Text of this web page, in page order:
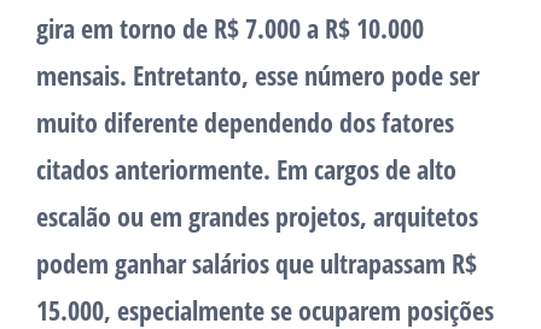
gira em torno de R$ 7.000 a R$ 10.000
mensais. Entretanto, esse número pode ser
muito diferente dependendo dos fatores
citados anteriormente. Em cargos de alto
escalão ou em grandes projetos, arquitetos
podem ganhar salários que ultrapassam R$
15.000, especialmente se ocuparem posições